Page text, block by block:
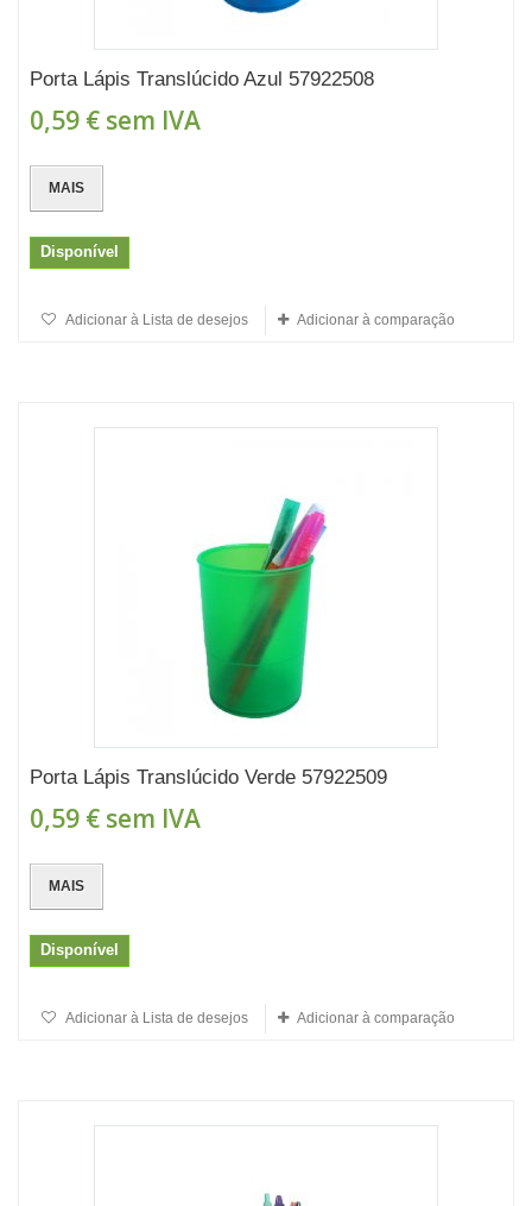
Porta Lápis Translúcido Azul 57922508
0,59 € sem IVA
MAIS
Disponível
Adicionar à Lista de desejos Adicionar à comparação
Porta Lápis Translúcido Verde 57922509
0,59 € sem IVA
MAIS
Disponível
Adicionar à Lista de desejos Adicionar à comparação